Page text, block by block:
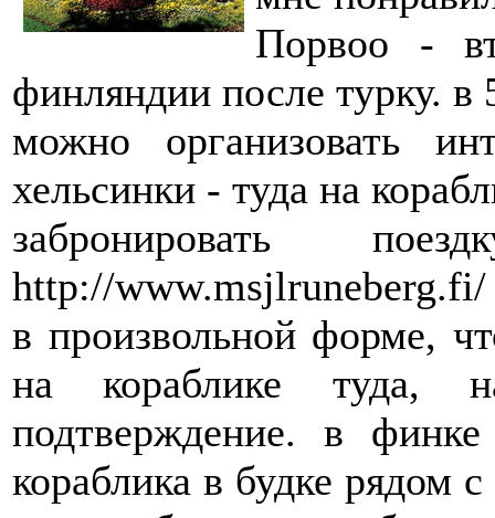
Порвоо -
финляндии после турку. в
можно организовать
хельсинки - туда на
забронировать
http://
в произвольной форме,
на кораблике туда,
подтверждение. в
кораблика в будке рядом